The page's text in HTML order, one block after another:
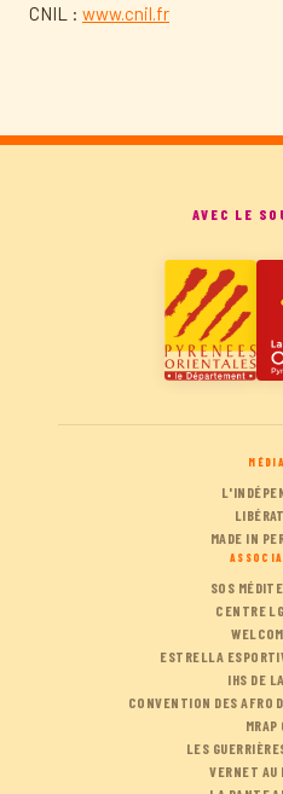
CNIL : www.cnil.fr
AVEC LE
MADE IN
SOS
CENTRE
ESTRELLA
IHS DE
CONVENTION DES AFRO
MRAP
LES
VERNET AU